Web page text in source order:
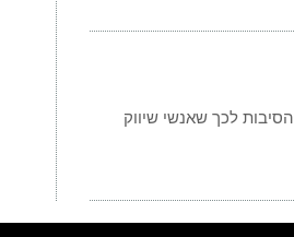
לכך שאנשי שיווק